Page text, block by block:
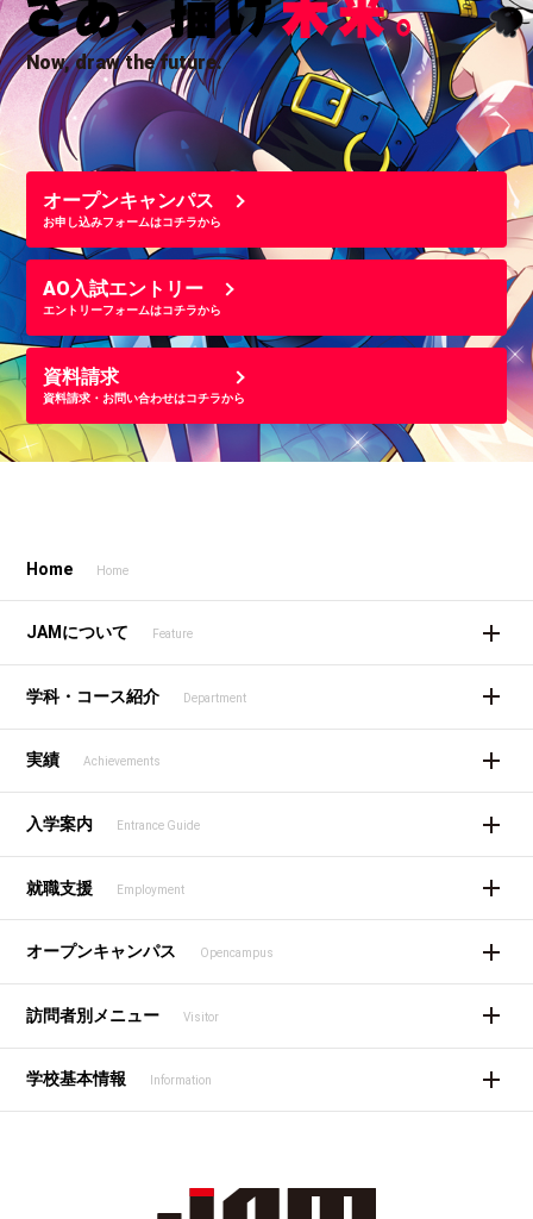
Now, draw the future.
オープンキャンパス
お申し込みフォームはコチラから
AO入試エントリー
エントリーフォームはコチラから
資料請求
資料請求・お問い合わせはコチラから
Home Home
JAMについて Feature
学科・コース紹介 Department
実績 Achievements
入学案内 Entrance Guide
就職支援 Employment
オープンキャンパス Opencampus
訪問者別メニュー Visitor
学校基本情報 Information